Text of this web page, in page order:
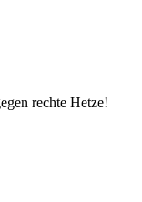
rechte Hetze!